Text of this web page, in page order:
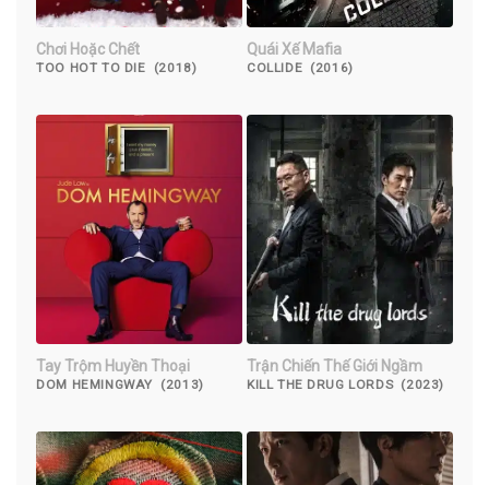
Chơi Hoặc Chết
TOO HOT TO DIE (2018)
Quái Xế Mafia
COLLIDE (2016)
Tay Trộm Huyền Thoại
DOM HEMINGWAY (2013)
Trận Chiến Thế Giới Ngầm
KILL THE DRUG LORDS (2023)